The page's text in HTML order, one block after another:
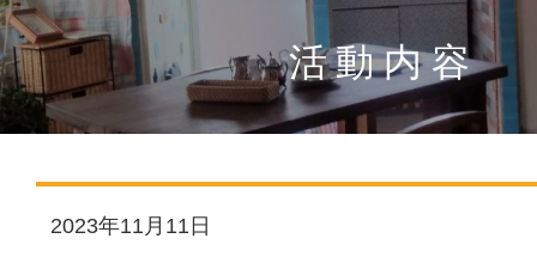
活動内容
2023年11月11日